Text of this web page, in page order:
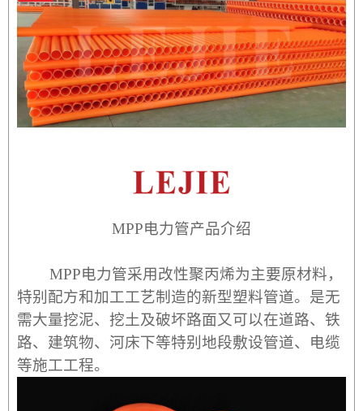
MPP电力管产品介绍
MPP电力管采用改性聚丙烯为主要原材料，
特别配方和加工工艺制造的新型塑料管道。是无
需大量挖泥、挖土及破坏路面又可以在道路、铁
路、建筑物、河床下等特别地段敷设管道、电缆
等施工工程。